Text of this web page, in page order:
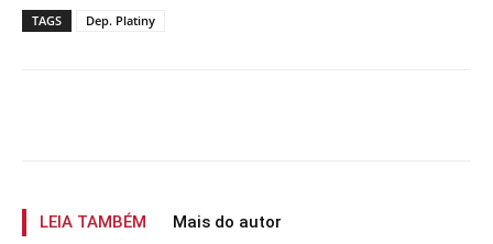
TAGS Dep. Platiny
LEIA TAMBÉM Mais do autor